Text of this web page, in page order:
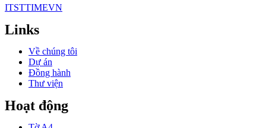
ITSTTIMEVN
Links
Về chúng tôi
Dự án
Đồng hành
Thư viện
Hoạt động